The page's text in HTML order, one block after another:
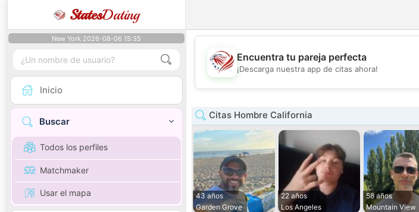
StatesDating
New York 2026-08-06 15:35
Inicio
Buscar
Todos los perfiles
Matchmaker
Usar el mapa
Encuentra tu pareja perfecta
¡Descarga nuestra app de citas ahora!
Citas Hombre California
43 años
Garden Grove
22 años
Los Angeles
58 años
Mountain View